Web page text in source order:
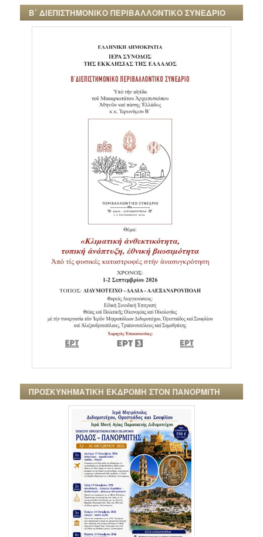
Β΄ ΔΙΕΠΙΣΤΗΜΟΝΙΚΟ ΠΕΡΙΒΑΛΛΟΝΤΙΚΟ ΣΥΝΕΔΡΙΟ
ΠΡΟΣΚΥΝΗΜΑΤΙΚΗ ΕΚΔΡΟΜΗ ΣΤΟΝ ΠΑΝΟΡΜΙΤΗ